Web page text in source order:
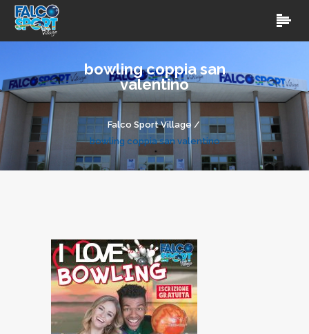
bowling coppia san
valentino
Falco Sport Village /
bowling coppia san valentino